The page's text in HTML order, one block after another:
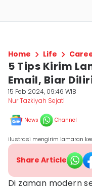
Home Life
5 Tips Kirim
Email, Biar
15 Feb 2024, 09:46 WIB
Nur Tazkiyah Sejati
News Channel
ilustrasi mengirim lamaran
Share Article
Di zaman modern